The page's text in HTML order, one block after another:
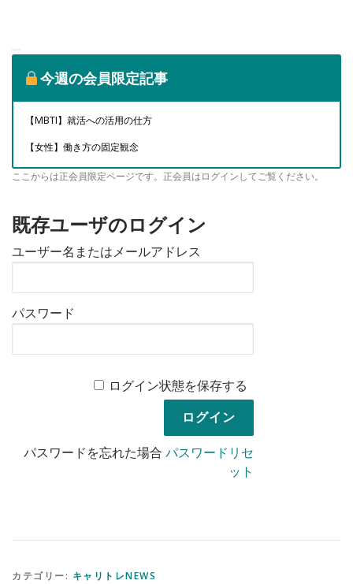
今週の会員限定記事
【MBTI】就活への活用の仕方
【女性】働き方の固定観念
ここからは正会員限定ページです。正会員はログインしてご覧ください。
既存ユーザのログイン
ユーザー名またはメールアドレス
パスワード
ログイン状態を保存する
パスワードを忘れた場合パスワードリセ
ット
カテゴリー: キャリトレNEWS